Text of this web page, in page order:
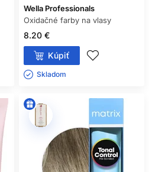
Wella Professionals
Oxidačné farby na vlasy
8.20 €
Kúpiť
Skladom ㅤ